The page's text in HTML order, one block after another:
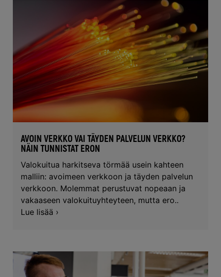
AVOIN VERKKO VAI TÄYDEN PALVELUN VERKKO?
NÄIN TUNNISTAT ERON
Valokuitua harkitseva törmää usein kahteen
malliin: avoimeen verkkoon ja täyden palvelun
verkkoon. Molemmat perustuvat nopeaan ja
vakaaseen valokuituyhteyteen, mutta ero..
Lue lisää ›